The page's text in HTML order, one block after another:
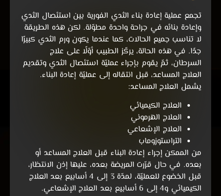
تجمع عملية إعادة بناء الثدي الفورية بين استئصال الثدي
وإعادة بنائه في جراحة واحدة مطوّلة. لكن هذه الطريقة
لا تناسب جميع الحالات، كما عندما يكون ورم الثدي كبيرًا
جدًا. في هذه الحالة، يركّز الطبيب أوّلًا على علاج
السرطان، ثمّ يقوم بإجراء عمليّة استئصال الثدي وتقديم
العلاج المساعد، قبل انتقاله إلى عمليّة إعادة البناء.
يشمل العلاج المساعد:
العلاج الكيميائي
العلاج الهرموني
العلاج الإشعاعي
التراستوزوماب
من الممكن إجراء إعادة البناء قبل العلاج المساعد أو
بعده. في حال قرّرت المريضة بعده، عليها إذن الانتظار،
قبل الخضوع للعمليّة، لمدّة 3 إلى 4 أسابيع بعد العلاج
الكيميائي و4 إلى 6 أسابيع بعد العلاج الإشعاعي.